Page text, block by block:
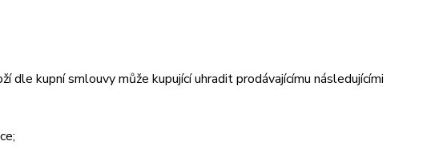
kupní smlouvy může kupující uhradit prodávajícímu následujícími